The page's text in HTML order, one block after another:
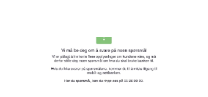
en høst og en vinter og en vår. En ny
sankthansaften opprant, men fortsatt
står det som skulle bli...